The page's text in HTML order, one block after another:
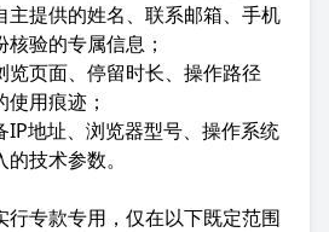
主提供的姓名、联系邮箱、手机
验的专属信息；
览页面、停留时长、操作路径
用痕迹；
IP地址、浏览器型号、操作系统
技术参数。
行专款专用，仅在以下既定范围